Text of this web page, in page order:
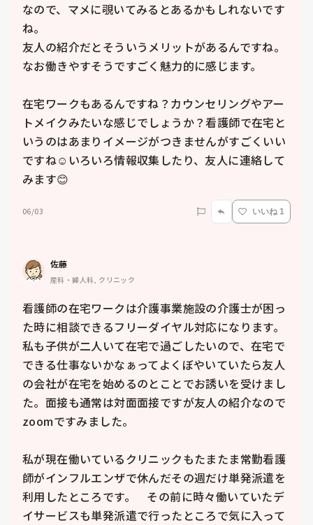
なので、マメに覗いてみるとあるかもしれないです
ね。
友人の紹介だとそういうメリットがあるんですね。
なお働きやすそうですごく魅力的に感じます。
在宅ワークもあるんですね？カウンセリングやアー
トメイクみたいな感じでしょうか？看護師で在宅と
いうのはあまりイメージがつきませんがすごくいい
ですね☺️いろいろ情報収集したり、友人に連絡して
みます😊
06/03 いいね 1
佐藤
産科・婦人科, クリニック
看護師の在宅ワークは介護事業施設の介護士が困っ
た時に相談できるフリーダイヤル対応になります。
私も子供が二人いて在宅で過ごしたいので、在宅で
できる仕事ないかなぁってよくぼやいていたら友人
の会社が在宅を始めるのとことでお誘いを受けまし
た。面接も通常は対面面接ですが友人の紹介なので
zoomですみました。
私が現在働いているクリニックもたまたま常勤看護
師がインフルエンザで休んだその週だけ単発派遣を
利用したところです。　その前に時々働いていたデ
イサービスも単発派遣で行ったところで気に入って